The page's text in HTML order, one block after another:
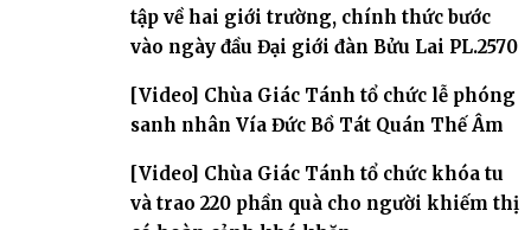
tập về hai giới trường, chính thức bước
vào ngày đầu Đại giới đàn Bửu Lai PL.2570
[Video] Chùa Giác Tánh tổ chức lễ phóng
sanh nhân Vía Đức Bồ Tát Quán Thế Âm
[Video] Chùa Giác Tánh tổ chức khóa tu
và trao 220 phần quà cho người khiếm thị